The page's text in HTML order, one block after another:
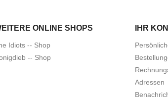
ONLINE SHOPS
Idiots -- Shop
-- Shop
IHR
Adressen